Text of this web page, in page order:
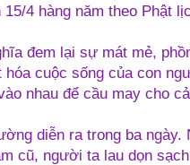
15/4 hàng năm theo Phật
đem lại sự mát mẻ,
hóa cuộc sống của con
nhau để cầu may cho
diễn ra trong ba ngày.
cũ, người ta lau dọn